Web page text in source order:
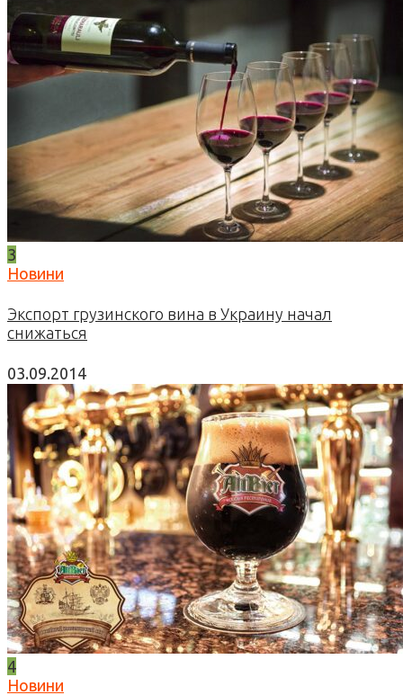
3
Новини
Экспорт грузинского вина в Украину начал
снижаться
03.09.2014
4
Новини